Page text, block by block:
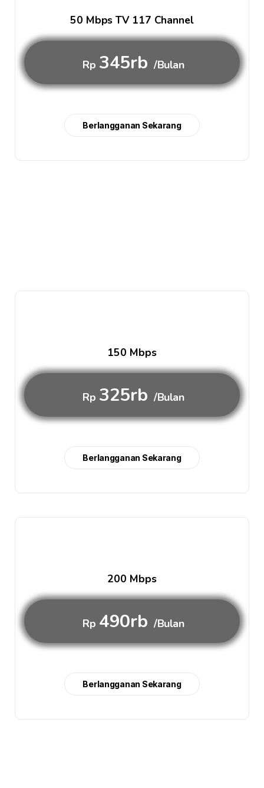
50 Mbps TV 117 Channel
Rp 345rb /Bulan
Berlangganan Sekarang
150 Mbps
Rp 325rb /Bulan
Berlangganan Sekarang
200 Mbps
Rp 490rb /Bulan
Berlangganan Sekarang